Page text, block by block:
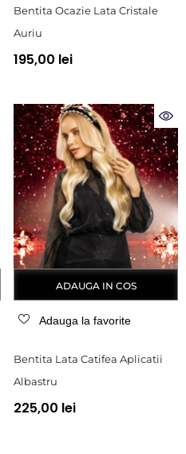
Bentita Ocazie Lata Cristale
Auriu
195,00 lei
ADAUGA IN COS
Adauga la favorite
Bentita Lata Catifea Aplicatii
Albastru
225,00 lei